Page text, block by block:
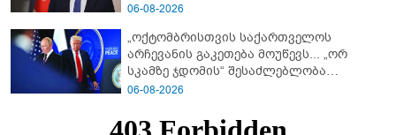
06-08-2026
„ოქტომბრისთვის საქართველოს
არჩევანის გაკეთება მოუწევს... „ორ
სკამზე ჯდომის“ შესაძლებლობა
შეიძლება დასრულდეს“ - მირიან
06-08-2026